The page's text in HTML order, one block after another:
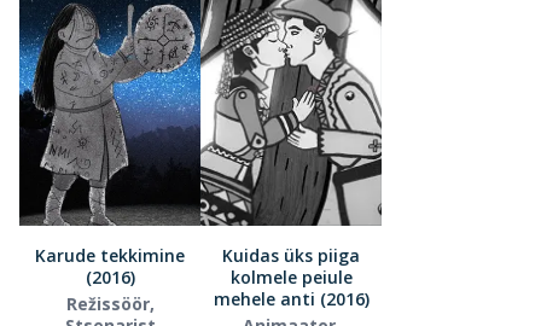
Karude tekkimine
(2016)
Režissöör,
Kuidas üks piiga
kolmele peiule
mehele anti (2016)